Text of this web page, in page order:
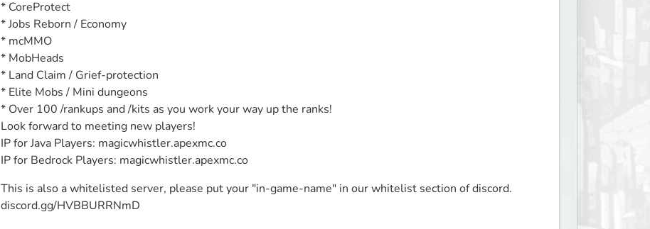
* CoreProtect
* Jobs Reborn / Economy
* mcMMO
* MobHeads
* Land Claim / Grief-protection
* Elite Mobs / Mini dungeons
* Over 100 /rankups and /kits as you work your way up the ranks!
Look forward to meeting new players!
IP for Java Players: magicwhistler.apexmc.co
IP for Bedrock Players: magicwhistler.apexmc.co
This is also a whitelisted server, please put your "in-game-name" in our whitelist section of discord.
discord.gg/HVBBURRNmD